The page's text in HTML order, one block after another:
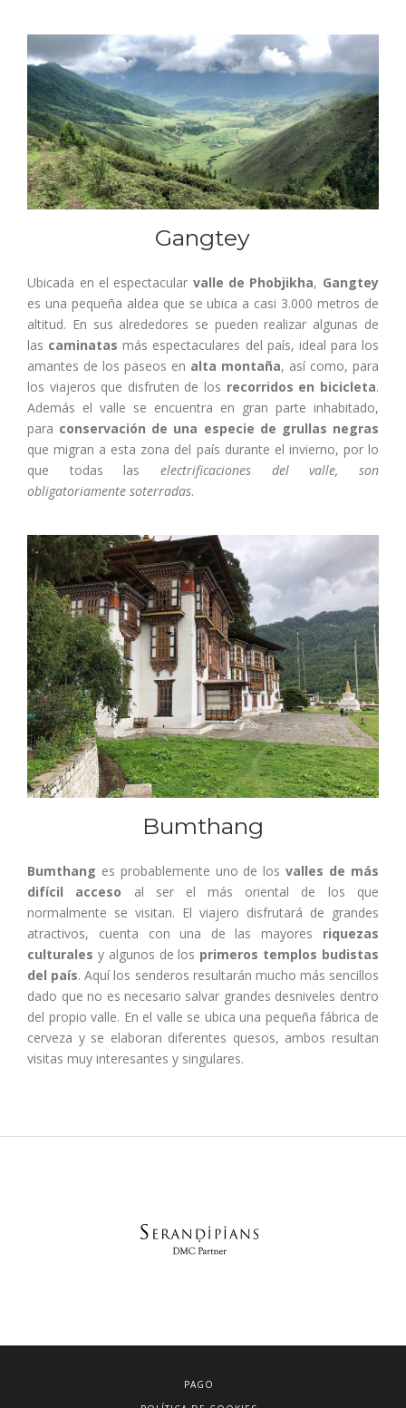
Gangtey
Ubicada en el espectacular valle de Phobjikha, Gangtey
es una pequeña aldea que se ubica a casi 3.000 metros de
altitud. En sus alrededores se pueden realizar algunas de
las caminatas más espectaculares del país, ideal para los
amantes de los paseos en alta montaña, así como, para
los viajeros que disfruten de los recorridos en bicicleta.
Además el valle se encuentra en gran parte inhabitado,
para conservación de una especie de grullas negras
que migran a esta zona del país durante el invierno, por lo
que todas las electrificaciones del valle, son
obligatoriamente soterradas.
Bumthang
Bumthang es probablemente uno de losvalles de más
difícil acceso al ser el más oriental de los que
normalmente se visitan. El viajero disfrutará de grandes
atractivos, cuenta con una de las mayores riquezas
culturales y algunos de los primeros templos budistas
del país. Aquí los senderos resultarán mucho más sencillos
dado que no es necesario salvar grandes desniveles dentro
del propio valle. En el valle se ubica una pequeña fábrica de
cerveza y se elaboran diferentes quesos, ambos resultan
visitas muy interesantes y singulares.
PAGO